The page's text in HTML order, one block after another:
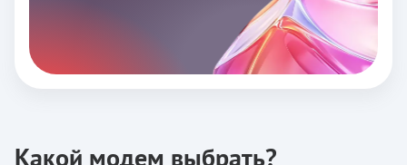
Какой модем выбрать?